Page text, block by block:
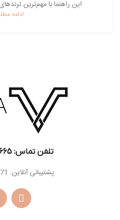
این راهنما با مهم‌ترین
ادامه
تلفن تماس: 22663665-021​
پشتیبانی آنلاین: 09129303171